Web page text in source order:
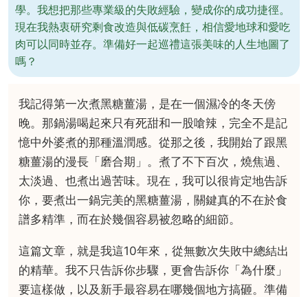
學。我想把那些專業級的失敗經驗，變成你的成功捷徑。
現在我熱衷研究剩食改造與低碳烹飪，相信愛地球和愛吃
肉可以同時並存。準備好一起巡禮這張美味的人生地圖了
嗎？
我記得第一次煮黑糖薑湯，是在一個濕冷的冬天傍
晚。那鍋湯喝起來只有死甜和一股嗆辣，完全不是記
憶中外婆煮的那種溫潤感。從那之後，我開始了跟黑
糖薑湯的漫長「磨合期」。煮了不下百次，燒焦過、
太淡過、也煮出過苦味。現在，我可以很肯定地告訴
你，要煮出一鍋完美的黑糖薑湯，關鍵真的不在於食
譜多精準，而在於幾個容易被忽略的細節。
這篇文章，就是我這10年來，從無數次失敗中總結出
的精華。我不只告訴你步驟，更會告訴你「為什麼」
要這樣做，以及新手最容易在哪幾個地方搞砸。準備